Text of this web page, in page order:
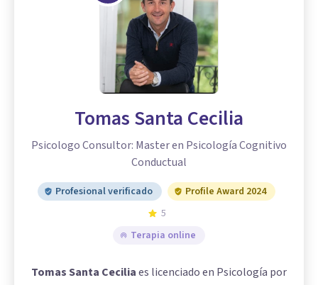
Tomas Santa Cecilia
Psicologo Consultor: Master en Psicología Cognitivo
Conductual
Profesional verificado
Profile Award 2024
5
Terapia online
Tomas Santa Ceciliaes licenciado en Psicología por